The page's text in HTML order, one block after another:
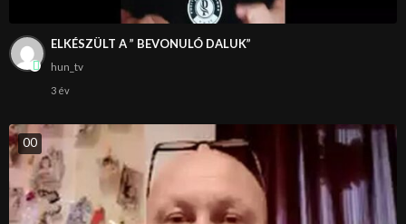
ELKÉSZÜLT A ” BEVONULÓ DALUK”
hun_tv
3 év
00